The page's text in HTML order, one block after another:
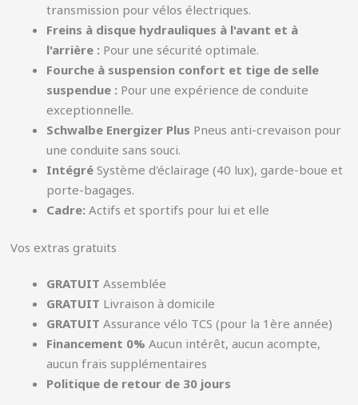
transmission pour vélos électriques.
Freins à disque hydrauliques à l'avant et à
l'arrière : Pour une sécurité optimale.
Fourche à suspension confort et tige de selle
suspendue : Pour une expérience de conduite
exceptionnelle.
Schwalbe Energizer Plus Pneus anti-crevaison pour
une conduite sans souci.
Intégré Système d'éclairage (40 lux), garde-boue et
porte-bagages.
Cadre: Actifs et sportifs pour lui et elle
Vos extras gratuits
GRATUIT Assemblée
GRATUIT Livraison à domicile
GRATUIT Assurance vélo TCS (pour la 1ère année)
Financement 0% Aucun intérêt, aucun acompte,
aucun frais supplémentaires
Politique de retour de 30 jours